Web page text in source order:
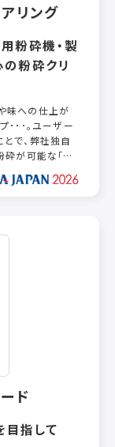
リング
粉砕機・製
粉砕クリ
味への仕上が
･･･。ユーザー
で、弊社独自
が可能な「グ
の食材でも前処
期でお応えして
ド
目指して